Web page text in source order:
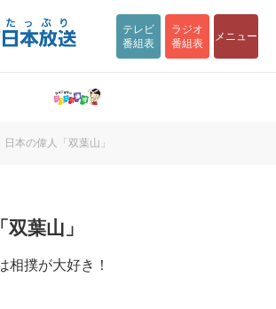
テレビ
番組表
ラジオ
番組表
メニュー
日本の偉人「双葉山」
葉山」
相撲が大好き！